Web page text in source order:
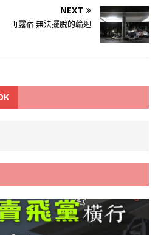
NEXT
再露宿 無法擺脫的輪迴